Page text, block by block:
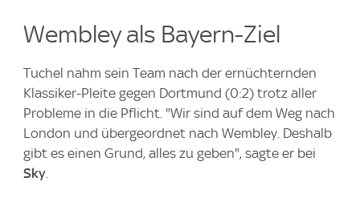
Wembley als Bayern-Ziel
Tuchel nahm sein Team nach der ernüchternden
Klassiker-Pleite gegen Dortmund (0:2) trotz aller
Probleme in die Pflicht. "Wir sind auf dem Weg nach
London und übergeordnet nach Wembley. Deshalb
gibt es einen Grund, alles zu geben", sagte er bei
Sky